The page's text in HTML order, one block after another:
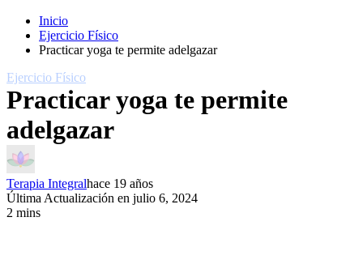
Inicio
Ejercicio Fí­sico
Practicar yoga te permite adelgazar
Ejercicio Fí­sico
Practicar yoga te permite
adelgazar
Terapia Integralhace 19 años
Última Actualización en julio 6, 2024
2 mins